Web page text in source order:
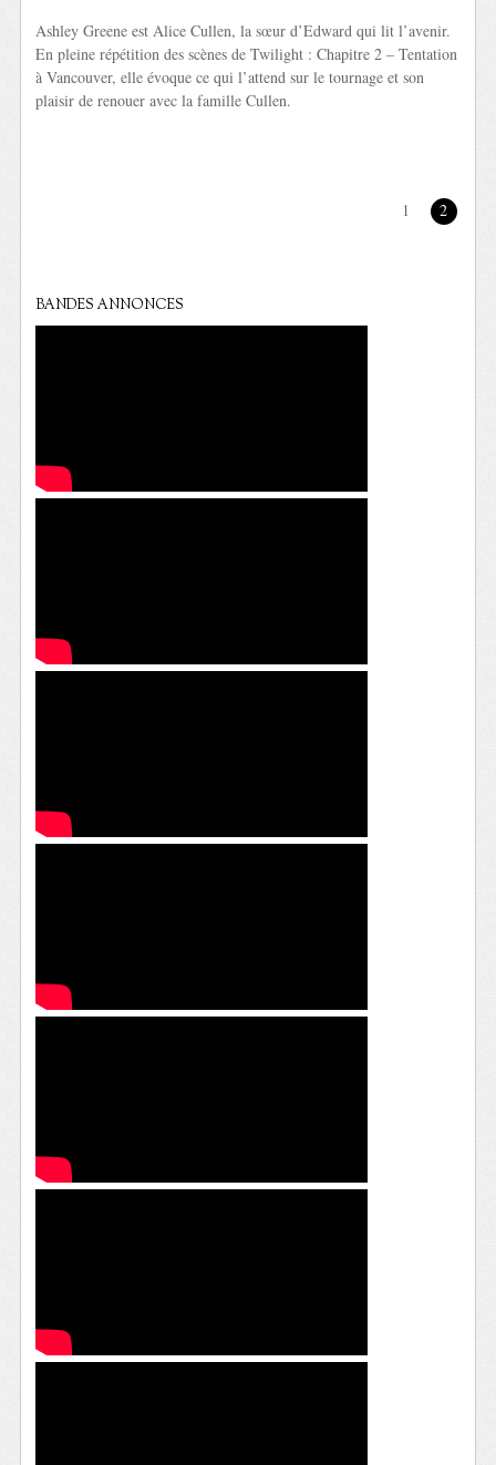
Ashley Greene est Alice Cullen, la sœur d’Edward qui lit l’avenir.
En pleine répétition des scènes de Twilight : Chapitre 2 – Tentation
à Vancouver, elle évoque ce qui l’attend sur le tournage et son
plaisir de renouer avec la famille Cullen.
1 2
BANDES ANNONCES